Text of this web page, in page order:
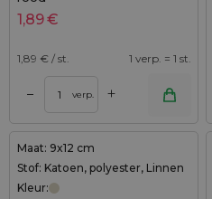
1,89€
1,89 € / st. 1 verp. = 1 st.
– verp. +
Maat: 9x12 cm
Stof: Katoen, polyester, Linnen
Kleur: